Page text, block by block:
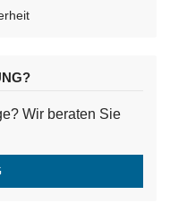
Wir beraten Sie